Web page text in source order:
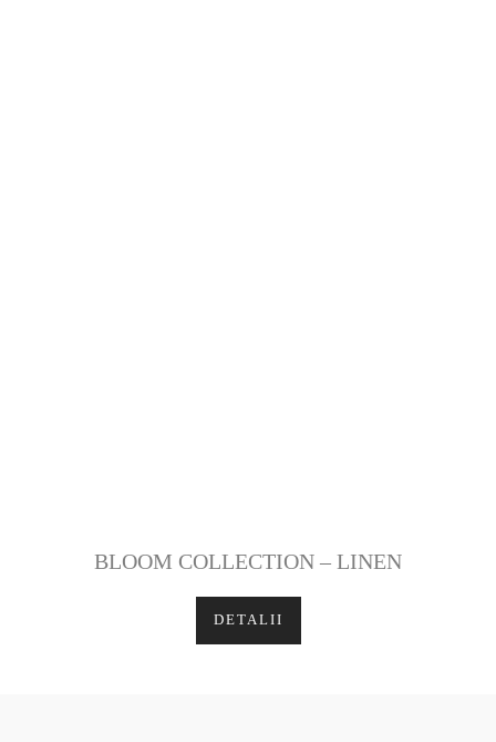
BLOOM COLLECTION – LINEN
DETALII